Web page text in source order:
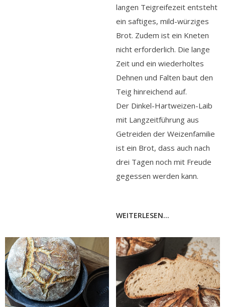
langen Teigreifezeit entsteht
ein saftiges, mild-würziges
Brot. Zudem ist ein Kneten
nicht erforderlich. Die lange
Zeit und ein wiederholtes
Dehnen und Falten baut den
Teig hinreichend auf.
Der Dinkel-Hartweizen-Laib
mit Langzeitführung aus
Getreiden der Weizenfamilie
ist ein Brot, dass auch nach
drei Tagen noch mit Freude
gegessen werden kann.
WEITERLESEN...